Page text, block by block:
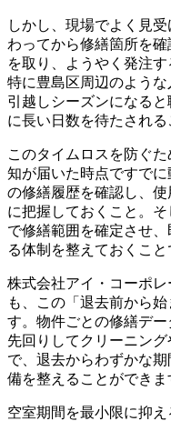
しかし、現場でよく見
わってから修繕箇所を
を取り、ようやく発注
特に豊島区周辺のような
引越しシーズンになる
に長い日数を待たされる
このタイムロスを防ぐ
知が届いた時点ですで
の修繕履歴を確認し、
に把握しておくこと。
で修繕範囲を確定させ
る体制を整えておくこと
株式会社アイ・コーポ
も、この「退去前から
す。物件ごとの修繕デ
先回りしてクリーニン
で、退去からわずかな
備を整えることができま
空室期間を最小限に抑